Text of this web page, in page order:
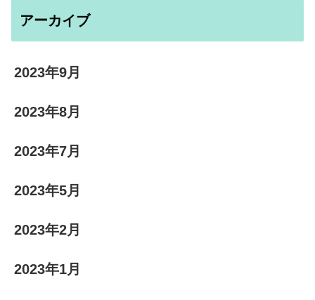
アーカイブ
2023年9月
2023年8月
2023年7月
2023年5月
2023年2月
2023年1月